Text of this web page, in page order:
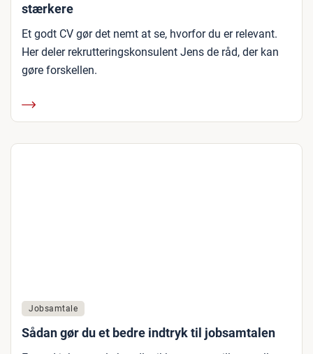
stærkere
Et godt CV gør det nemt at se, hvorfor du er relevant.
Her deler rekrutteringskonsulent Jens de råd, der kan
gøre forskellen.
Jobsamtale
Sådan gør du et bedre indtryk til jobsamtalen